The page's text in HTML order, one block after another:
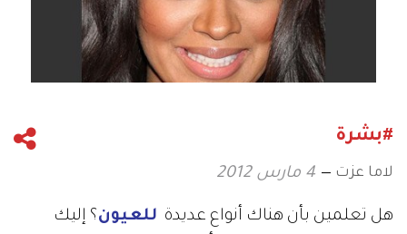
#بشرة
لاما عزت 4 مارس 2012
هل تعلمين بأن هناك أنواع عديدة للعيون ؟ إليك